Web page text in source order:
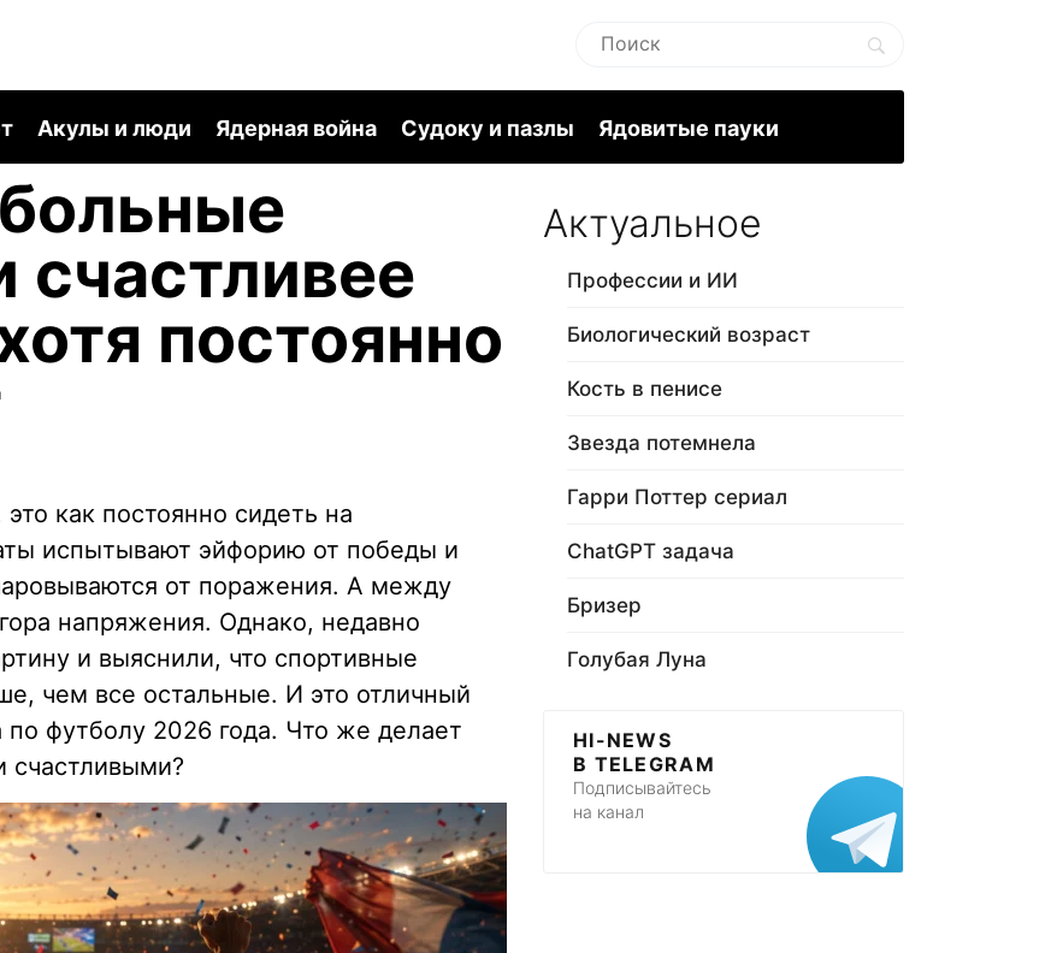
Акулы и люди Ядерная война Судоку и пазлы Ядовитые пауки
постоянно
как постоянно сидеть на
испытывают эйфорию от победы и
от поражения. А между
напряжения. Однако, недавно
и выяснили, что спортивные
чем все остальные. И это отличный
футболу 2026 года. Что же делает
счастливыми?
Актуальное
Профессии и ИИ
Биологический возраст
Кость в пенисе
Звезда потемнела
Гарри Поттер сериал
ChatGPT задача
Бризер
Голубая Луна
HI-NEWS
В TELEGRAM
Подписывайтесь
на канал